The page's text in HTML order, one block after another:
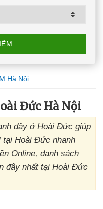
Hà Nội
Đức Hà Nội
đây ở Hoài Đức giúp
tại Hoài Đức nhanh
Online, danh sách
đây nhất tại Hoài Đức